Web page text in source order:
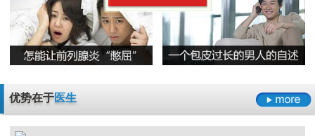
男科检查 男科检查增生 男科检查痛 男科检查囊肿
尿道炎是什么原因导致的
包皮龟头炎 尿道炎 睾丸炎 膀胱炎
弱精症有哪些常见的原因
少精症是又哪些疾病诱发出来的呢
优势在于医生